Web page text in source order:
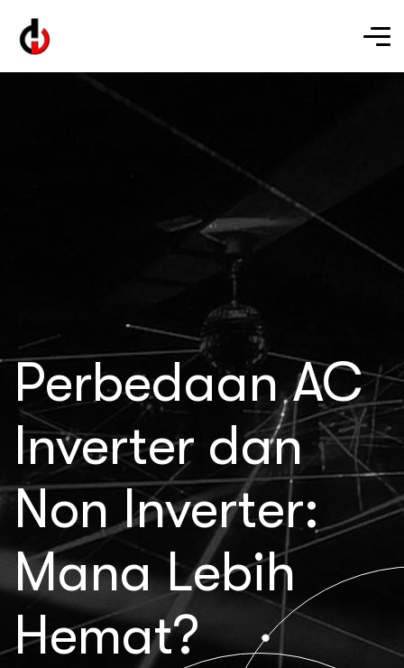
Perbedaan AC
Inverter dan
Non Inverter:
Mana Lebih
Hemat?